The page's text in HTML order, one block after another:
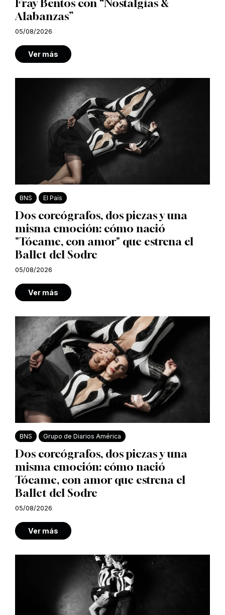
Fray Bentos con “Nostalgias &
Alabanzas”
05/08/2026
Ver más
BNS El País
Dos coreógrafos, dos piezas y una
misma emoción: cómo nació
"Tócame, con amor" que estrena el
Ballet del Sodre
05/08/2026
Ver más
BNS Grupo de Diarios América
Dos coreógrafos, dos piezas y una
misma emoción: cómo nació
Tócame, con amor que estrena el
Ballet del Sodre
05/08/2026
Ver más